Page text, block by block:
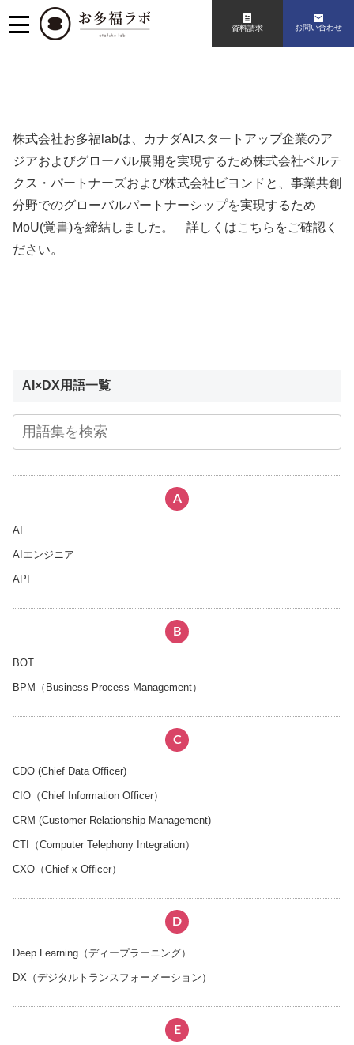
資料請求 お問い合わせ
株式会社お多福labは、カナダAIスタートアップ企業のア
ジアおよびグローバル展開を実現するため株式会社ベルテ
クス・パートナーズおよび株式会社ビヨンド と、事業共創
分野でのグローバルパートナーシップを実現するため
MoU(覚書)を締結しました。 詳しくはこちらをご確認く
ださい。
AI×DX用語一覧
A
AI
AIエンジニア
API
B
BOT
BPM（Business Process Management）
C
CDO (Chief Data Officer)
CIO（Chief Information Officer）
CRM (Customer Relationship Management)
CTI（Computer Telephony Integration）
CXO（Chief x Officer）
D
Deep Learning（ディープラーニング）
DX（デジタルトランスフォーメーション）
E